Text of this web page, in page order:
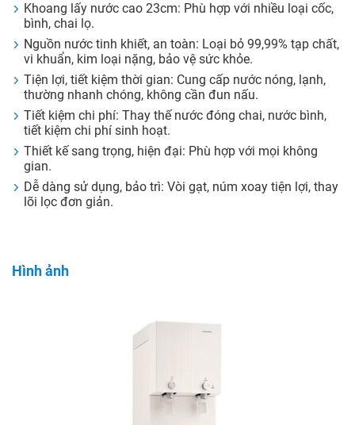
Khoang lấy nước cao 23cm: Phù hợp với nhiều loại cốc,
bình, chai lọ.
Nguồn nước tinh khiết, an toàn: Loại bỏ 99,99% tạp chất,
vi khuẩn, kim loại nặng, bảo vệ sức khỏe.
Tiện lợi, tiết kiệm thời gian: Cung cấp nước nóng, lạnh,
thường nhanh chóng, không cần đun nấu.
Tiết kiệm chi phí: Thay thế nước đóng chai, nước bình,
tiết kiệm chi phí sinh hoạt.
Thiết kế sang trọng, hiện đại: Phù hợp với mọi không
gian.
Dễ dàng sử dụng, bảo trì: Vòi gạt, núm xoay tiện lợi, thay
lõi lọc đơn giản.
Hình ảnh